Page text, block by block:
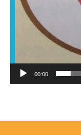
00:00